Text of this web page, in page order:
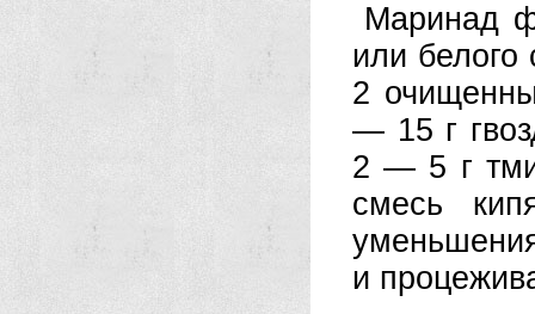
Маринад
или белого
2
— 15 г
2 — 5 г
смесь
и